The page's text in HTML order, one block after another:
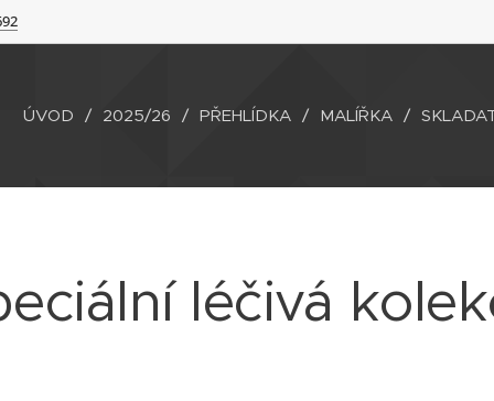
ÚVOD 2025/26 PŘEHLÍDKA MALÍŘKA
léčivá